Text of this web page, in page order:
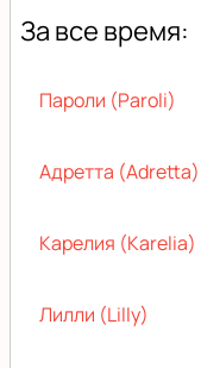
За все время:
Пароли (Paroli)
Адретта (Adretta)
Карелия (Karelia)
Лилли (Lilly)